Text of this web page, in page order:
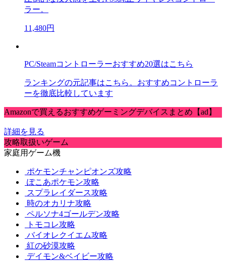
ラー。
11,480円
PC/Steamコントローラーおすすめ20選はこちら
ランキングの元記事はこちら。おすすめコントローラ
ーを徹底比較しています
Amazonで買えるおすすめゲーミングデバイスまとめ【ad】
詳細を見る
攻略取扱いゲーム
家庭用ゲーム機
ポケモンチャンピオンズ攻略
ぽこあポケモン攻略
スプラレイダース攻略
時のオカリナ攻略
ペルソナ4ゴールデン攻略
トモコレ攻略
バイオレクイエム攻略
紅の砂漠攻略
デイモン&ベイビー攻略